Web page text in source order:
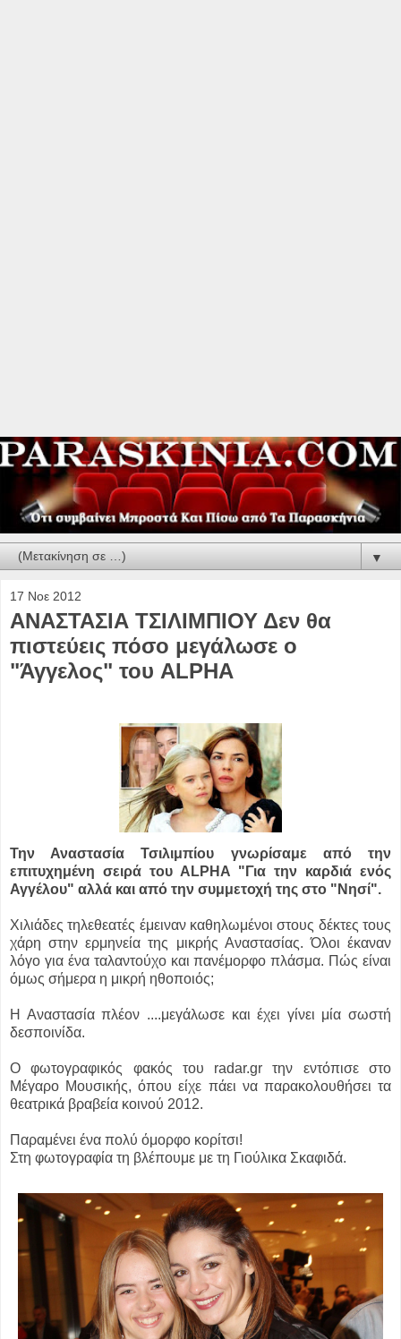
▼
17 Νοε 2012
ΑΝΑΣΤΑΣΙΑ ΤΣΙΛΙΜΠΙΟΥ Δεν θα
πιστεύεις πόσο μεγάλωσε ο
"Άγγελος" του ALPHA
Την Αναστασία Τσιλιμπίου γνωρίσαμε από την
επιτυχημένη σειρά του ΑLPHA "Για την καρδιά ενός
Αγγέλου" αλλά και από την συμμετοχή της στο "Νησί".
Χιλιάδες τηλεθεατές έμειναν καθηλωμένοι στους δέκτες τους
χάρη στην ερμηνεία της μικρής Αναστασίας. Όλοι έκαναν
λόγο για ένα ταλαντούχο και πανέμορφο πλάσμα. Πώς είναι
όμως σήμερα η μικρή ηθοποιός;
Η Αναστασία πλέον ....μεγάλωσε και έχει γίνει μία σωστή
δεσποινίδα.
Ο φωτογραφικός φακός του radar.gr την εντόπισε στο
Μέγαρο Μουσικής, όπου είχε πάει να παρακολουθήσει τα
θεατρικά βραβεία κοινού 2012.
Παραμένει ένα πολύ όμορφο κορίτσι!
Στη φωτογραφία τη βλέπουμε με τη Γιούλικα Σκαφιδά.